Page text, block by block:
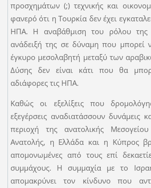
προσχημάτων (;) τεχνικής και
φανερό ότι η Τουρκία δεν έχει
ΗΠΑ. Η αναβάθμιση του ρόλου της
ανάδειξή της σε δύναμη που μπορεί
έγκυρο μεσολαβητή μεταξύ των
Δύσης δεν είναι κάτι που θα
αδιάφορες τις ΗΠΑ.
Καθώς οι εξελίξεις που
εξεγέρσεις αναδιατάσσουν δυνάμεις
περιοχή της ανατολικής
Ανατολής, η Ελλάδα και η Κύπρος
απομονωμένες από τους επί
συμμάχους. Η συμμαχία με το
απομακρύνει τον κίνδυνο που